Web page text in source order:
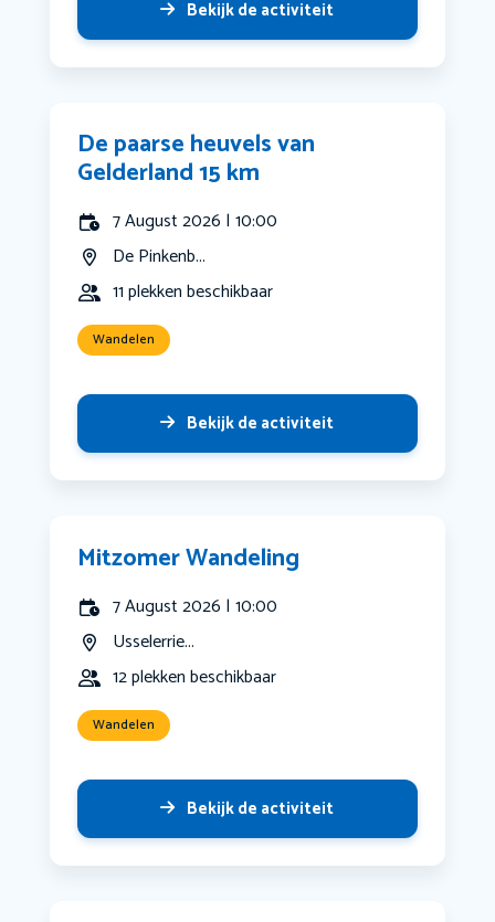
Bekijk de activiteit
De paarse heuvels van
Gelderland 15 km
7 August 2026 | 10:00
De Pinkenb...
11 plekken beschikbaar
Wandelen
Bekijk de activiteit
Mitzomer Wandeling
7 August 2026 | 10:00
Usselerrie...
12 plekken beschikbaar
Wandelen
Bekijk de activiteit